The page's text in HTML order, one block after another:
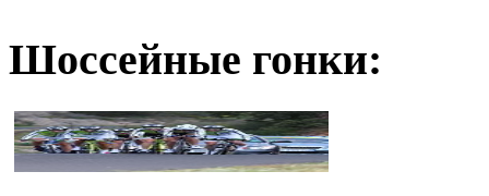
Шоссейные гонки: